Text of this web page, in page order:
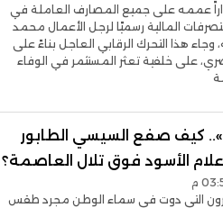
عممه على جميع المصارف العاملة في
المالية رسميًا لرجل الأعمال محمد
أسرته، وجاء هذا التحرك الرقابي العاجل بناءً على
على خلفية تعثر المستثمر في الوفاء
كيف صفع السيسي الطابور
الأسود فوق تلال العاصمة؟
التي دوت في سماء الوطن مجرد طقس